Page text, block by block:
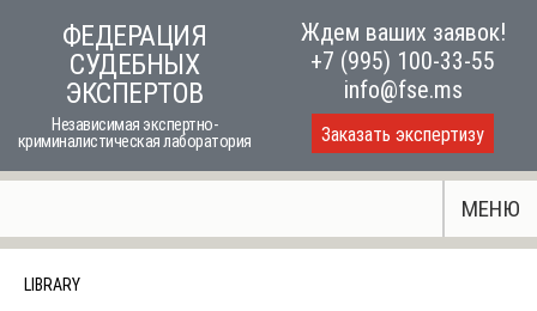
ФЕДЕРАЦИЯ
СУДЕБНЫХ
ЭКСПЕРТОВ
Независимая экспертно-
криминалистическая лаборатория
Ждем ваших заявок!
+7 (995) 100-33-55
info@fse.ms
Заказать экспертизу
МЕНЮ
LIBRARY